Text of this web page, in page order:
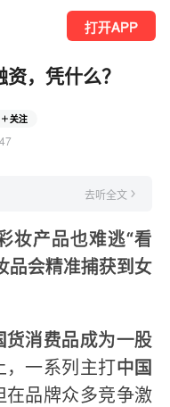
打开APP
，凭什么？
关注
去听全文
妆产品也难逃“看
品会精准捕获到女
消费品成为一股
，一系列主打中国
在品牌众多竞争激